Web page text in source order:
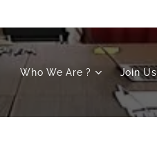
Who We Are ? Join Us